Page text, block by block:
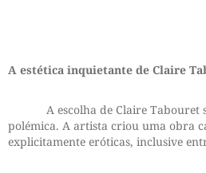
A estética inquietante de Claire
A escolha de Claire Tabouret
polémica. A artista criou uma obra
explicitamente eróticas, inclusive